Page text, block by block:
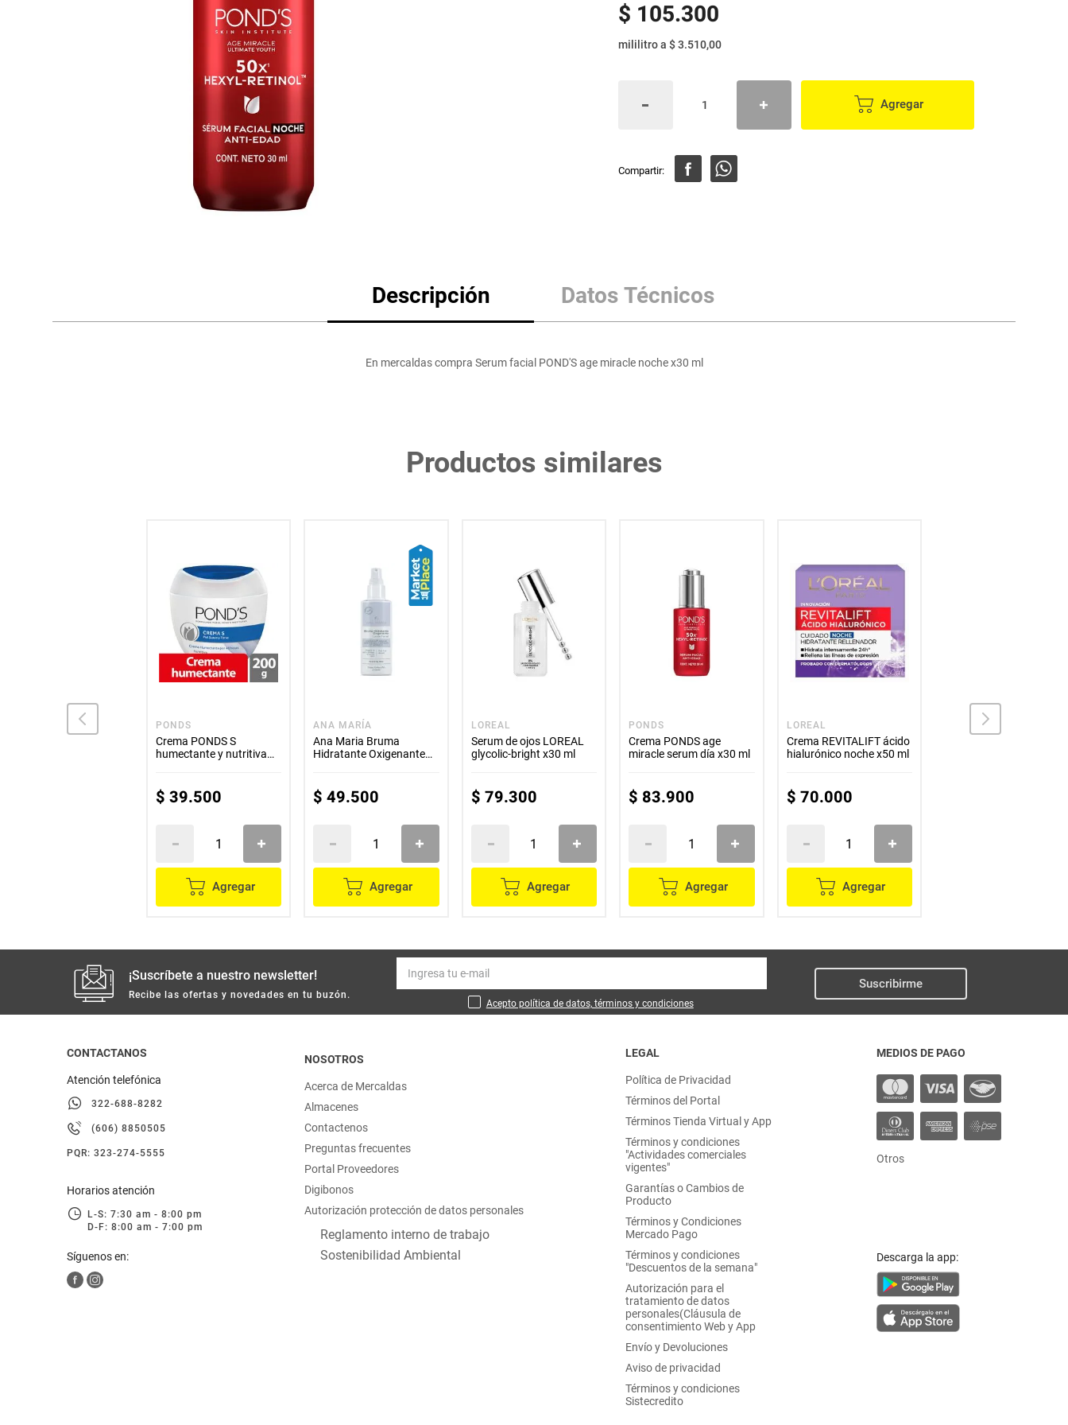
otros
$ 105.300
mililitroa $ 3.510,00
Agregar
Descripción Datos Técnicos
En mercaldas compra Serum facial POND'S age miracle noche x30 ml
Productos similares
PONDS
Crema PONDS S
humectante y nutritiva
$ 39.500
Agregar
ANA MARÍA
Ana Maria Bruma
Hidratante Oxigenante
$ 49.500
Agregar
LOREAL
Serum de ojos LOREAL
glycolic-bright x30 ml
$ 79.300
Agregar
PONDS
Crema PONDS age
miracle serum día x30 ml
$ 83.900
Agregar
LOREAL
Crema REVITALIFT ácido
hialurónico noche x50 ml
$ 70.000
Agregar
¡Suscríbete a nuestro newsletter!
Recibe las ofertas y novedades en tu buzón.
Acepto política de datos, términos y condiciones
Suscribirme
CONTACTANOS
Atención telefónica
322-688-8282
(606) 8850505
PQR: 323-274-5555
Horarios atención
L-S: 7:30 am - 8:00 pm
D-F: 8:00 am - 7:00 pm
Síguenos en:
NOSOTROS
Acerca de Mercaldas
Almacenes
Contactenos
Preguntas frecuentes
Portal Proveedores
Digibonos
Autorización protección de datos personales
Reglamento interno de trabajo
Sostenibilidad Ambiental
LEGAL
Política de Privacidad
Términos del Portal
Términos Tienda Virtual y App
Términos y condiciones
"Actividades comerciales
vigentes"
Garantías o Cambios de
Producto
Términos y Condiciones
Mercado Pago
Términos y condiciones
"Descuentos de la semana"
Autorización para el
tratamiento de datos
personales(Cláusula de
consentimiento Web y App
Envío y Devoluciones
Aviso de privacidad
Términos y condiciones
Sistecredito
MEDIOS DE PAGO
Otros
Descarga la app:
Mantequilla